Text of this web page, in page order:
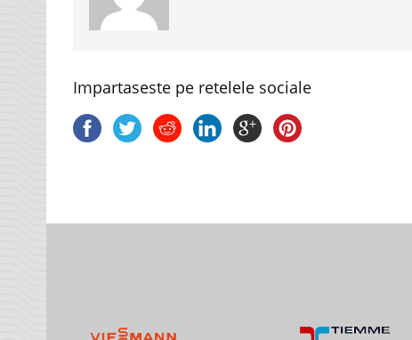
Impartaseste pe retelele sociale